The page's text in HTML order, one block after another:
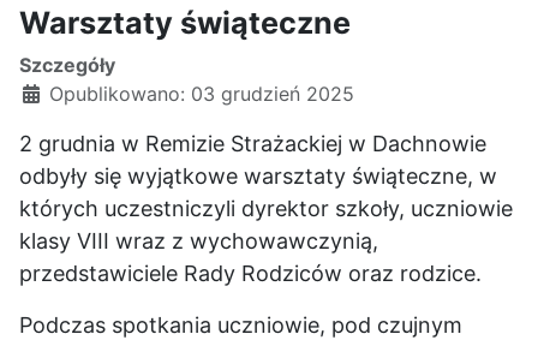
Warsztaty świąteczne
Szczegóły
Opublikowano: 03 grudzień 2025
2 grudnia w Remizie Strażackiej w Dachnowie
odbyły się wyjątkowe warsztaty świąteczne, w
których uczestniczyli dyrektor szkoły, uczniowie
klasy VIII wraz z wychowawczynią,
przedstawiciele Rady Rodziców oraz rodzice.
Podczas spotkania uczniowie, pod czujnym